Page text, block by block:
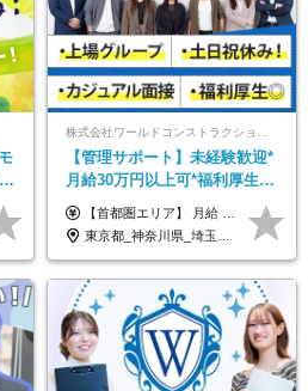
株式会社ワールドコンストラクション 【東証一部】 (ワールドホールディングス・グループ)
【管理サポート】未経験歓迎*
月給30万円以上可*福利厚生が
充実！
【首都圏エリア】 月給 291,800円以上 ＋ 各種手当 【北関東エリア】 月給 264,260円以上 ＋ 各種手当 【関西・四国エリア】 月給 278,040円以上 ＋ 各種手当 【中部エリア】 月給 278,040円以上 ＋ 各種手当 【北海道・東北エリア】 月給 247,000円以上 ＋ 各種手当 【九州エリア】 月給 235,540円以上 ＋ 各種手当 【中国エリア】 月給 250,460 円以上 ＋ 各種手当 ※全て年齢・経験・能力などを考慮します。 ※試用期間3ヶ月あり。その間の待遇に変動はありません。 ※固定残業代（20時間分）を含む 首都圏／37,800円以上 北関東／34,260円以上 関西・四国／36,040円以上 中部／36,040円以上 北海道・東北／32,000円以上 九州／30,540円以上 中国／32,460円以上 ※超過分は全額支給 初年度の年収 400万円～900万円
東京都_神奈川県_埼玉県_千葉県_大阪府_愛知県_北海道_青森県_岩手県_宮城県_秋田県_山形県_福島県_茨城県_栃木県_群馬県_新潟県_山梨県_長野県_富山県_石川県_福井県_静岡県_岐阜県_三重県_兵庫県_京都府_滋賀県_奈良県_和歌山県_広島県_岡山県_鳥取県_島根県_山口県_徳島県_香川県_愛媛県_高知県_福岡県_熊本県_佐賀県_長崎県_大分県_宮崎県_鹿児島県_沖縄県